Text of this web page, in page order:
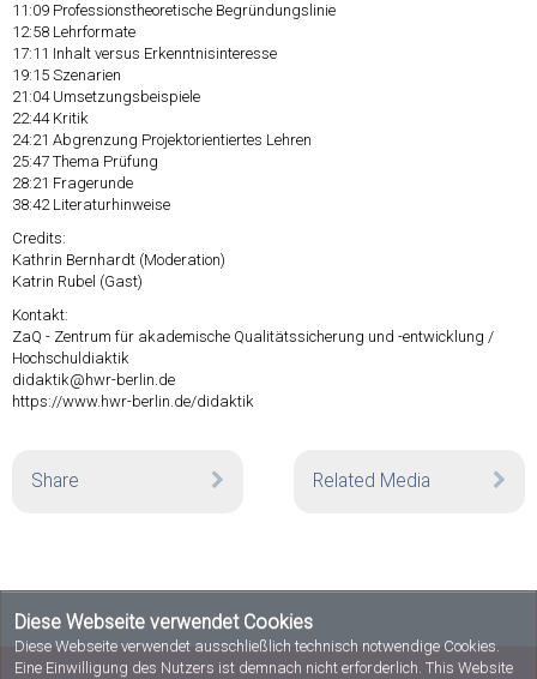
Diese Webseite verwendet Cookies
Diese Webseite verwendet ausschließlich technisch notwendige Cookies.
Eine Einwilligung des Nutzers ist demnach nicht erforderlich. This Website
11:09 Professionstheoretische Begründungslinie
12:58 Lehrformate
17:11 Inhalt versus Erkenntnisinteresse
19:15 Szenarien
21:04Umsetzungsbeispiele
22:44Kritik
24:21 Abgrenzung Projektorientiertes Lehren
25:47 Thema Prüfung
28:21 Fragerunde
38:42Literaturhinweise
Credits:
Kathrin Bernhardt (Moderation)
Katrin Rubel (Gast)
Kontakt:
ZaQ - Zentrum für akademische Qualitätssicherung und -entwicklung /
Hochschuldiaktik
didaktik@hwr-berlin.de
https://www.hwr-berlin.de/didaktik
Share Related Media